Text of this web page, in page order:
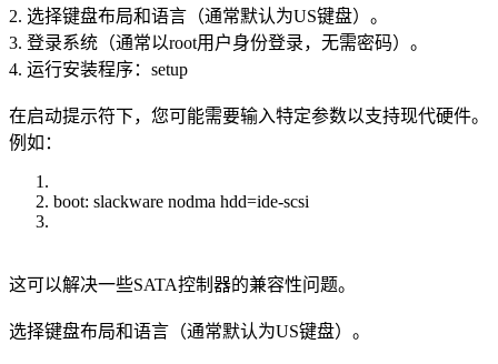
2. 选择键盘布局和语言（通常默认为US键盘）。
3. 登录系统（通常以root用户身份登录，无需密码）。
4. 运行安装程序：setup
在启动提示符下，您可能需要输入特定参数以支持现代硬件。
例如：
boot: slackware nodma hdd=ide-scsi
这可以解决一些SATA控制器的兼容性问题。
选择键盘布局和语言（通常默认为US键盘）。